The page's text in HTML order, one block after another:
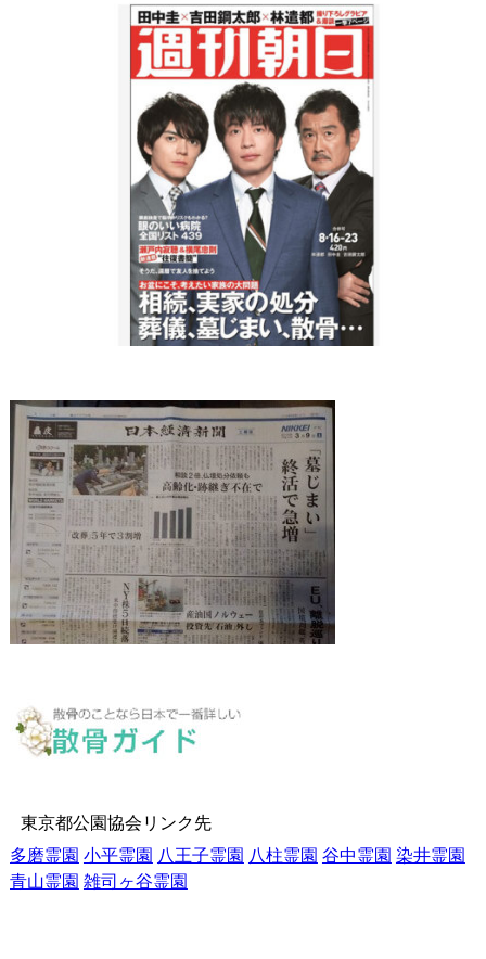
東京都公園協会リンク先
多磨霊園 小平霊園 八王子霊園 八柱霊園 谷中霊園 染井霊園
青山霊園 雑司ヶ谷霊園